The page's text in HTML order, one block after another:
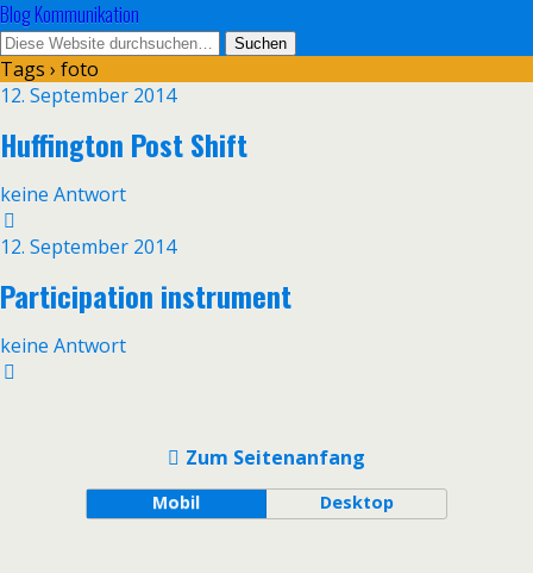
Blog Kommunikation
Tags › foto
12. September 2014
Huffington Post Shift
keine Antwort
12. September 2014
Participation instrument
keine Antwort
Zum Seitenanfang
Mobil Desktop